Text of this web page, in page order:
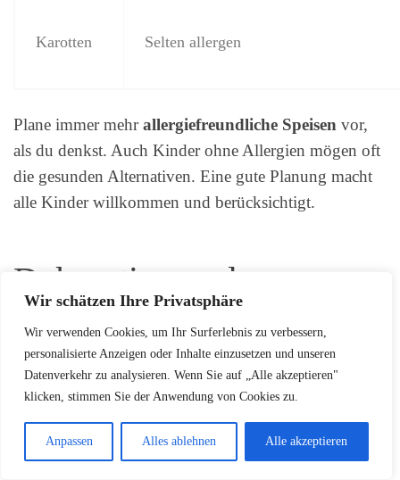
Wir schätzen Ihre Privatsphäre
Wir verwenden Cookies, um Ihr Surferlebnis zu verbessern,
personalisierte Anzeigen oder Inhalte einzusetzen und unseren
Datenverkehr zu analysieren. Wenn Sie auf „Alle akzeptieren"
klicken, stimmen Sie der Anwendung von Cookies zu.
Anpassen Alles ablehnen Alle akzeptieren
Karotten Selten allergen
Plane immer mehrallergiefreundliche Speisen vor,
als du denkst. Auch Kinder ohne Allergien mögen oft
die gesunden Alternativen. Eine gute Planung macht
alle Kinder willkommen und berücksichtigt.
Dekoration und
Präsentation des Buffets
Ein liebevoll gestaltetes Buffet verwandelt einfache
Speisen in Highlights. Die richtige Präsentation macht
jedes Gericht zum Hingucker. Mit einfachen Schritten
schaffst du eine Atmosphäre, die alle begeistert.